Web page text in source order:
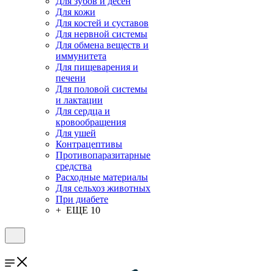
Для кожи
Для костей и суставов
Для нервной системы
Для обмена веществ и
иммунитета
Для пищеварения и
печени
Для половой системы
и лактации
Для сердца и
кровообращения
Для ушей
Контрацептивы
Противопаразитарные
средства
Расходные материалы
Для сельхоз животных
При диабете
+ ЕЩЕ 10